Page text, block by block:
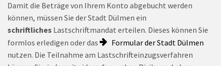
Damit die Beträge von Ihrem Konto abgebucht werden
können, müssen Sie der Stadt Dülmen ein
schriftliches Lastschriftmandat erteilen. Dieses können Sie
formlos erledigen oder das
Formular der Stadt Dülmen
nutzen. Die Teilnahme am Lastschrifteinzugsverfahren